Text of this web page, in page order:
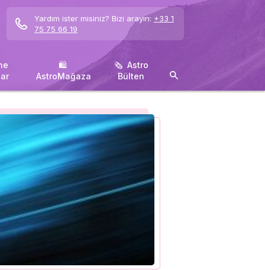
Yardım ister misiniz? Bizi arayın: +33 1
75 75 66 19
🛍 ️
AstroMağaza
🗞 ️ Astro
Bülten